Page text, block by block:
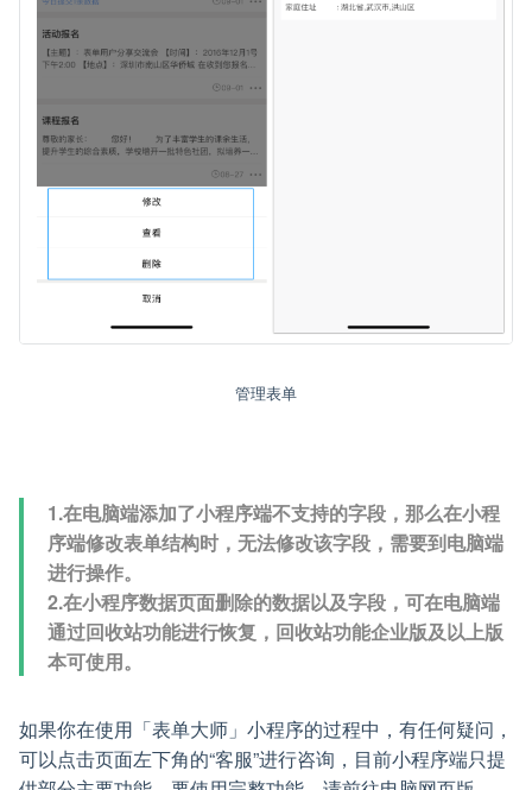
管理表单
1.在电脑端添加了小程序端不支持的字段，那么在小程
序端修改表单结构时，无法修改该字段，需要到电脑端
进行操作。
2.在小程序数据页面删除的数据以及字段，可在电脑端
通过回收站功能进行恢复，回收站功能企业版及以上版
本可使用。
如果你在使用「表单大师」小程序的过程中，有任何疑问，
可以点击页面左下角的“客服”进行咨询，目前小程序端只提